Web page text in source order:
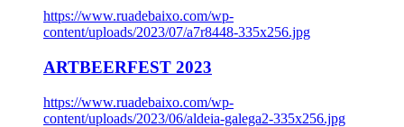
https://www.ruadebaixo.com/wp-
content/uploads/2023/07/a7r8448-335x256.jpg
ARTBEERFEST 2023
https://www.ruadebaixo.com/wp-
content/uploads/2023/06/aldeia-galega2-335x256.jpg